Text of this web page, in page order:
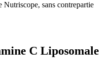
sans contrepartie
C Liposomale